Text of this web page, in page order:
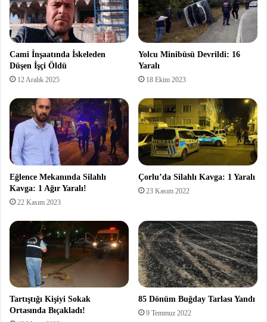
Cami İnşaatında İskeleden
Düşen İşçi Öldü
12 Aralık 2025
Yolcu Minibüsü Devrildi: 16
Yaralı
18 Ekim 2023
Eğlence Mekanında Silahlı
Kavga: 1 Ağır Yaralı!
22 Kasım 2023
Çorlu’da Silahlı Kavga: 1 Yaralı
23 Kasım 2022
Tartıştığı Kişiyi Sokak
Ortasında Bıçakladı!
85 Dönüm Buğday Tarlası Yandı
9 Temmuz 2022